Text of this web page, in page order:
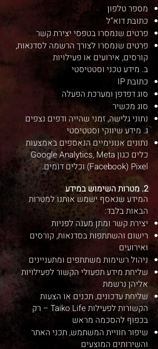
מספר טלפון
כתובת דוא"ל
פרטים שנמסרו בטפסי יצירת קשר
פרטים שנמסרו לצורך הרשמה לסדנאות,
קורסים, אירועים או פעילויות
ב. מידע טכני וסטטיסטי
כתובת IP
סוג דפדפן ומערכת הפעלה
סוג מכשיר
נתוני גלישה, זמני שהייה ודפים נצפים
ג. מידע שיווקי וסטטיסטי
נתונים אנונימיים הנאספים באמצעות
כלים כגון Google Analytics, Meta
(Facebook) Pixel וכלים דומים.
2. מטרות השימוש במידע
המידע שנאסף ישמש אותנו למטרות
הבאות בלבד:
יצירת קשר ומתן מענה לפניות
רישום והשתתפות בסדנאות, קורסים
ואירועים
ניהול רשימות משתתפים ומתעניינים
שליחת מידע תפעולי הקשור לפעילויות
אליהן נרשמת
שליחת עדכונים, תכנים או הצעות
הקשורות לפעילות Taiko Life – רק
בכפוף להסכמה מראש
שיפור חוויית המשתמש, תכני האתר
והשירותים המוצעים